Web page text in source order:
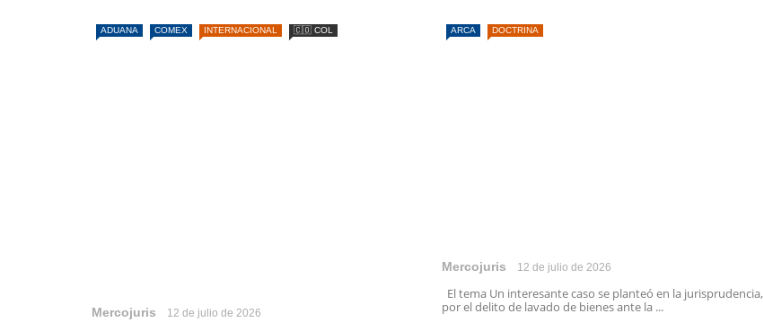
ADUANA COMEX INTERNACIONAL 🇨🇴 COL
Mercojuris 12 de julio de 2026
ARCA DOCTRINA
Mercojuris 12 de julio de 2026
El tema Un interesante caso se planteó en la jurisprudencia,
por el delito de lavado de bienes ante la ...